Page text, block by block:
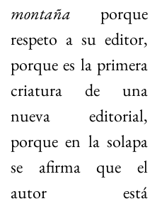
montaña porque
respeto a su editor,
porque es la primera
criatura de una
nueva editorial,
porque en la solapa
se afirma que el
autor está